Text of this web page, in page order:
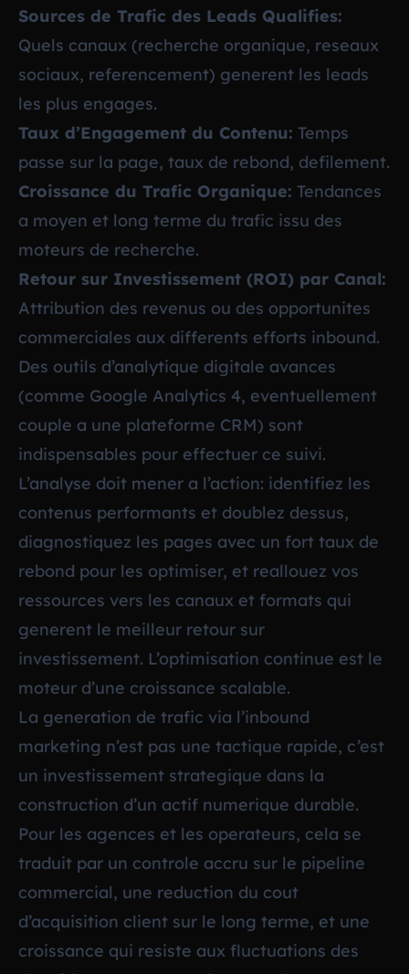
Sources de Trafic des Leads Qualifies:
Quels canaux (recherche organique, reseaux
sociaux, referencement) generent les leads
les plus engages.
Taux d’Engagement du Contenu: Temps
passe sur la page, taux de rebond, defilement.
Croissance du Trafic Organique: Tendances
a moyen et long terme du trafic issu des
moteurs de recherche.
Retour sur Investissement (ROI) par Canal:
Attribution des revenus ou des opportunites
commerciales aux differents efforts inbound.
Des outils d’analytique digitale avances
(comme Google Analytics 4, eventuellement
couple a une plateforme CRM) sont
indispensables pour effectuer ce suivi.
L’analyse doit mener a l’action: identifiez les
contenus performants et doublez dessus,
diagnostiquez les pages avec un fort taux de
rebond pour les optimiser, et reallouez vos
ressources vers les canaux et formats qui
generent le meilleur retour sur
investissement. L’optimisation continue est le
moteur d’une croissance scalable.
La generation de trafic via l’inbound
marketing n’est pas une tactique rapide, c’est
un investissement strategique dans la
construction d’un actif numerique durable.
Pour les agences et les operateurs, cela se
traduit par un controle accru sur le pipeline
commercial, une reduction du cout
d’acquisition client sur le long terme, et une
croissance qui resiste aux fluctuations des